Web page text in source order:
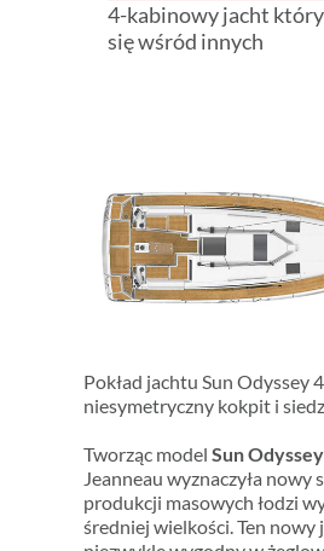
4-kabinowy jacht
się wśród innych
Pokład jachtu Sun Odyssey
niesymetryczny kokpit i
Tworząc model Sun
Jeanneau wyznaczyła nowy
produkcji masowych łodzi
średniej wielkości. Ten nowy